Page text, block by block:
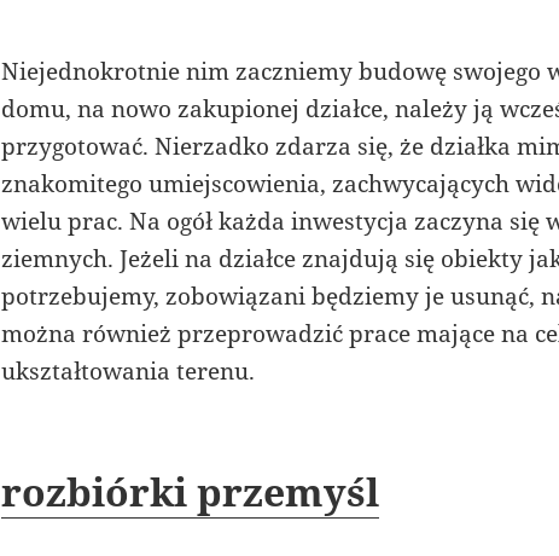
Niejednokrotnie nim zaczniemy budowę swojego
domu, na nowo zakupionej działce, należy ją
przygotować. Nierzadko zdarza się, że działka
znakomitego umiejscowienia, zachwycających
wielu prac. Na ogół każda inwestycja zaczyna się
ziemnych. Jeżeli na działce znajdują się obiekty
potrzebujemy, zobowiązani będziemy je usunąć,
można również przeprowadzić prace mające na
ukształtowania terenu.
rozbiórki przemyśl